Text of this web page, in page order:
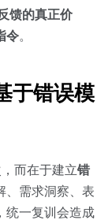
馈的真正价
令。
于错误模
而在于建立错
、需求洞察、表
统一复训会造成